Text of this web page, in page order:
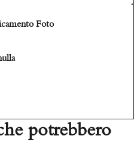
Foto
potrebbero